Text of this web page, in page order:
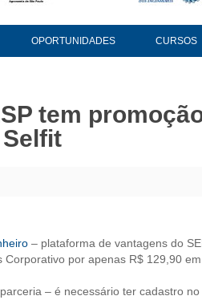
OPORTUNIDADES CURSOS
tem
– plataforma de vantagens do
por apenas R$ 129,90
– é necessário ter cadastro no